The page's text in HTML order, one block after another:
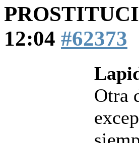
12:04 #62373
Otra